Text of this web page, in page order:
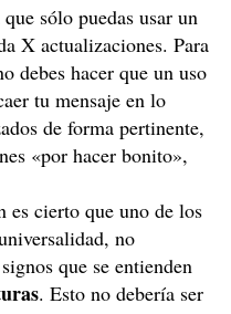
sólo puedas usar un
X actualizaciones. Para
debes hacer que un uso
tu mensaje en lo
de forma pertinente,
«por hacer bonito»,
es cierto que uno de los
no
que se entienden
. Esto no debería ser